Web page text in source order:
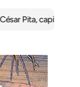
marítimo de